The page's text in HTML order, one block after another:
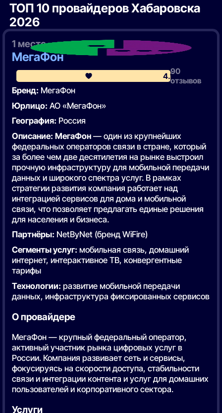
ТОП 10 провайдеровХабаровска
2026
1 место
МегаФон
4.190
отзывов
Бренд: МегаФон
Юрлицо: АО «МегаФон»
География: Россия
Описание: МегаФон— один из крупнейших
федеральных операторов связи в стране, который
за более чем две десятилетия на рынке выстроил
прочную инфраструктуру для мобильной передачи
данных и широкого спектра услуг. В рамках
стратегии развития компания работает над
интеграцией сервисов для дома и мобильной
связи, что позволяет предлагать единые решения
для населения и бизнеса.
Партнёры: NetByNet (бренд WiFire)
Сегменты услуг: мобильная связь, домашний
интернет, интерактивное ТВ, конвергентные
тарифы
Технологии: развитие мобильной передачи
данных, инфраструктура фиксированных сервисов
О провайдере
МегаФон — крупный федеральный оператор,
активный участник рынка цифровых услуг в
России. Компания развивает сеть и сервисы,
фокусируясь на скорости доступа, стабильности
связи и интеграции контента и услуг для домашних
пользователей и корпоративного сектора.
Услуги